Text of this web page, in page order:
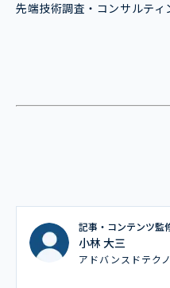
先端技術調査・コンサルテ
記事・コンテンツ監
小林 大三
アドバンスドテク